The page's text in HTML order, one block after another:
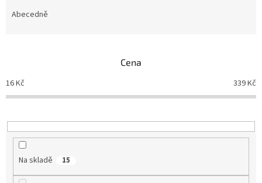
o
d
k
t
Abecedně
Cena
16Kč 339Kč
Na skladě 15